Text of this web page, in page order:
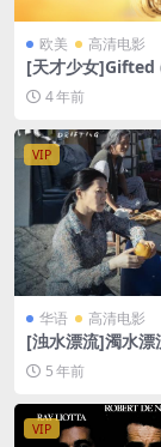
欧美 高清电影
[天才少女]Gifted
网盘+迅雷云盘资
清未删减][MP4/
字幕]
4 年前
VIP
华语 高清电影
[浊水漂流]濁水漂
度网盘+迅雷云盘
超清未删减
5 年前
VIP